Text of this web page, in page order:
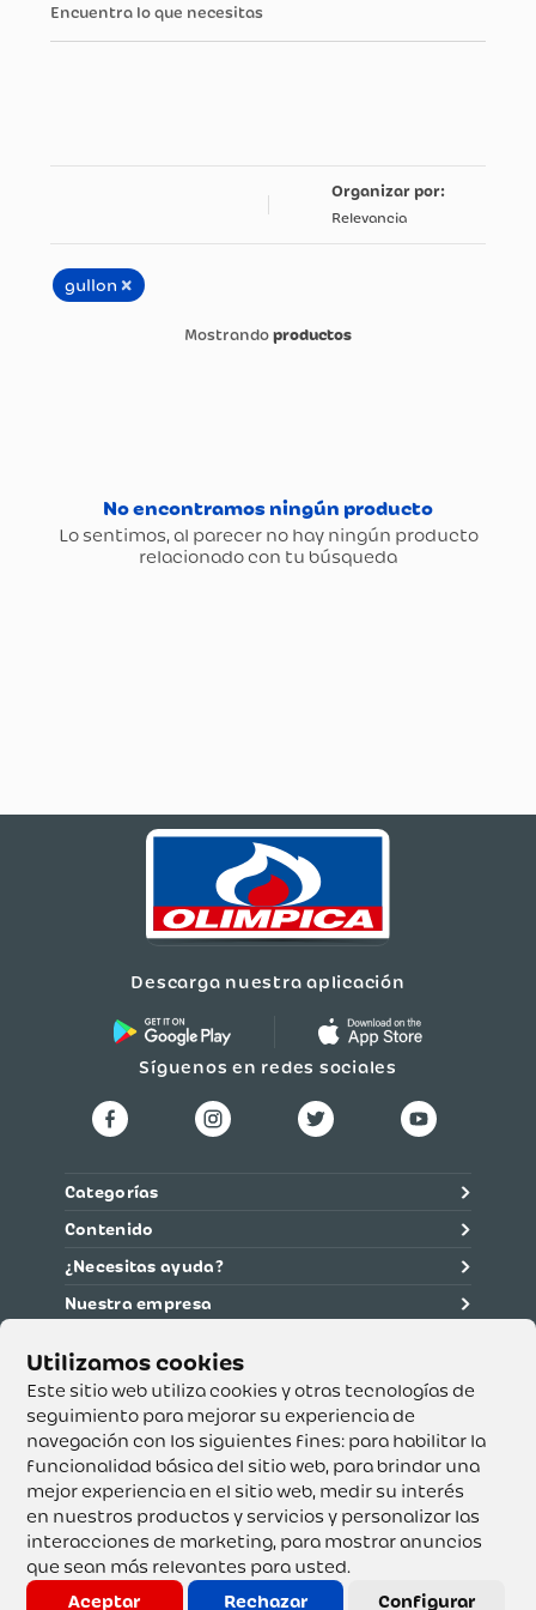
Este sitio web utiliza cookies y otras tecnologías de
seguimiento para mejorar su experiencia de
navegación con los siguientes fines: para habilitar la
funcionalidad básica del sitio web, para brindar una
mejor experiencia en el sitio web, medir su interés
en nuestros productos y servicios y personalizar las
interacciones de marketing, para mostrar anuncios
que sean más relevantes para usted.
Aceptar
Rechazar Configurar
Encuentra lo que necesitas
Relevancia
gullon ×
productos
Descarga nuestra aplicación
Síguenos en redes sociales
Categorías
Contenido
¿Necesitas ayuda?
Nuestra empresa
Supertiendas y Drogería Olímpica S.A. - Nit 890.107.487 -
Dirección de notificación: Calle 53 No. 46-192 local 3-01
Teléfono: 3232540999 - Correo:
servicioalcliente@olimpica.com.co
Copyright o Actualización 2023 OLÍMPICA S.A. Derechos
Reservados.